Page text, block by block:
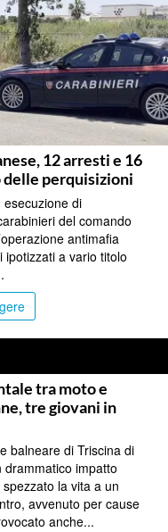
12 arresti e 16
perquisizioni
di
del comando
antimafia
a vario titolo
tra moto e
tre giovani in
balneare di Triscina di
impatto
la vita a un
avvenuto per cause
anche...